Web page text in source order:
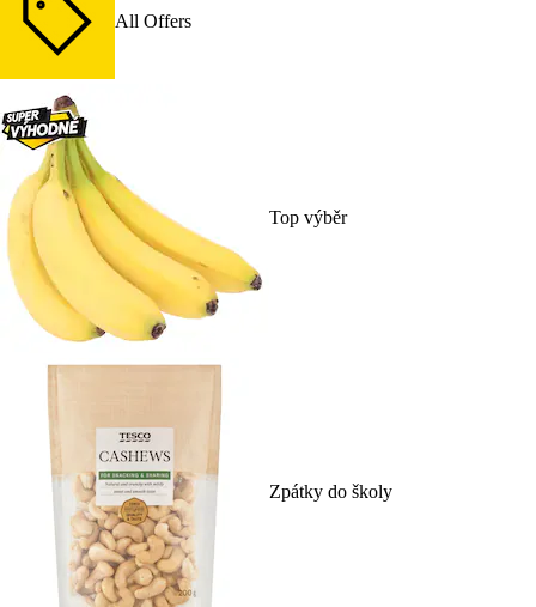
All Offers
Top výběr
Zpátky do školy